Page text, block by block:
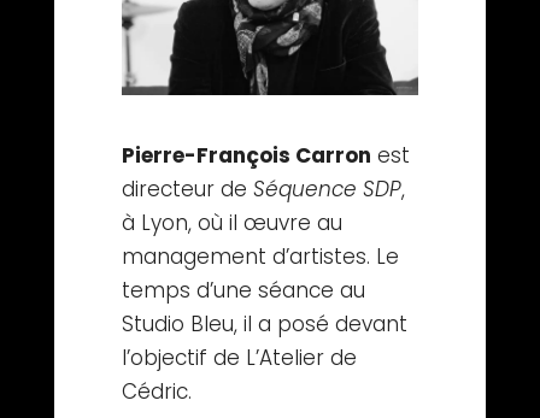
Pierre-François Carron est
directeur de Séquence SDP,
à Lyon, où il œuvre au
management d’artistes. Le
temps d’une séance au
Studio Bleu, il a posé devant
l’objectif de L’Atelier de
Cédric.